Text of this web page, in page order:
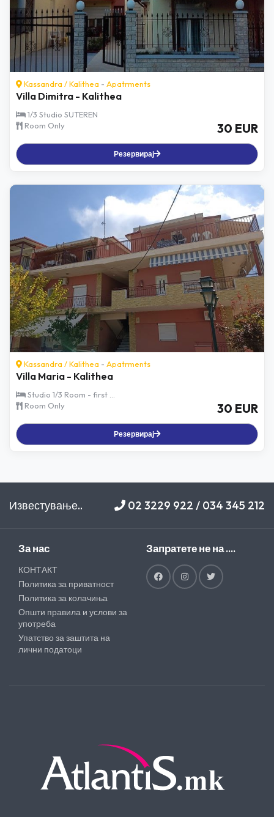
Kassandra /Kalithea - Apatrments
Villa Dimitra - Kalithea
1/3 Studio SUTEREN
Room Only
30 EUR
Резервирај
Kassandra /Kalithea - Apatrments
Villa Maria - Kalithea
Studio 1/3 Room - first ...
Room Only
30 EUR
Резервирај
Известување.. 02 3229 922 / 034 345 212
За нас
КОНТАКТ
Политика за приватност
Политика за колачиња
Општи правила и услови за
употреба
Упатство за заштита на
лични податоци
Запратете не на ....